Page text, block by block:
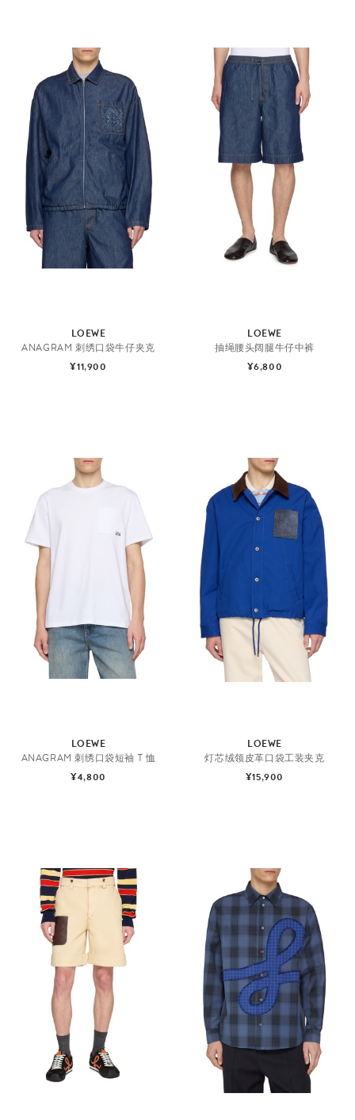
LOEWE
ANAGRAM 刺绣口袋牛仔夹克
¥11,900
LOEWE
抽绳腰头阔腿牛仔中裤
¥6,800
LOEWE
ANAGRAM 刺绣口袋短袖 T 恤
¥4,800
LOEWE
灯芯绒领皮革口袋工装夹克
¥15,900